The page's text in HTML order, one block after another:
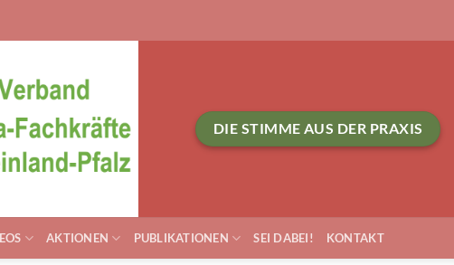
DIE STIMME AUS DER PRAXIS
AKTIONEN PUBLIKATIONEN SEI DABEI! KONTAKT